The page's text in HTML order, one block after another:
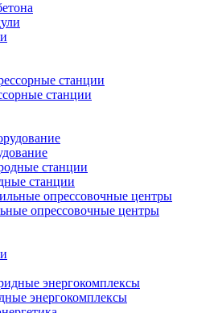
станции
станции
опрессовочные центры
энергокомплексы